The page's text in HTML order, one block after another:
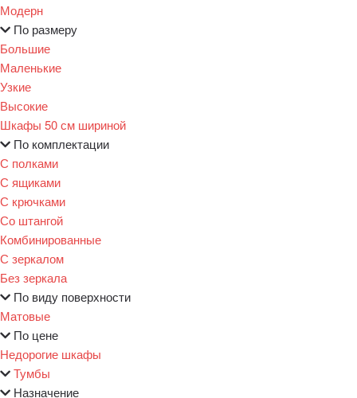
Модерн
По размеру
Большие
Маленькие
Узкие
Высокие
Шкафы 50 см шириной
По комплектации
С полками
С ящиками
С крючками
Со штангой
Комбинированные
С зеркалом
Без зеркала
По виду поверхности
Матовые
По цене
Недорогие шкафы
Тумбы
Назначение